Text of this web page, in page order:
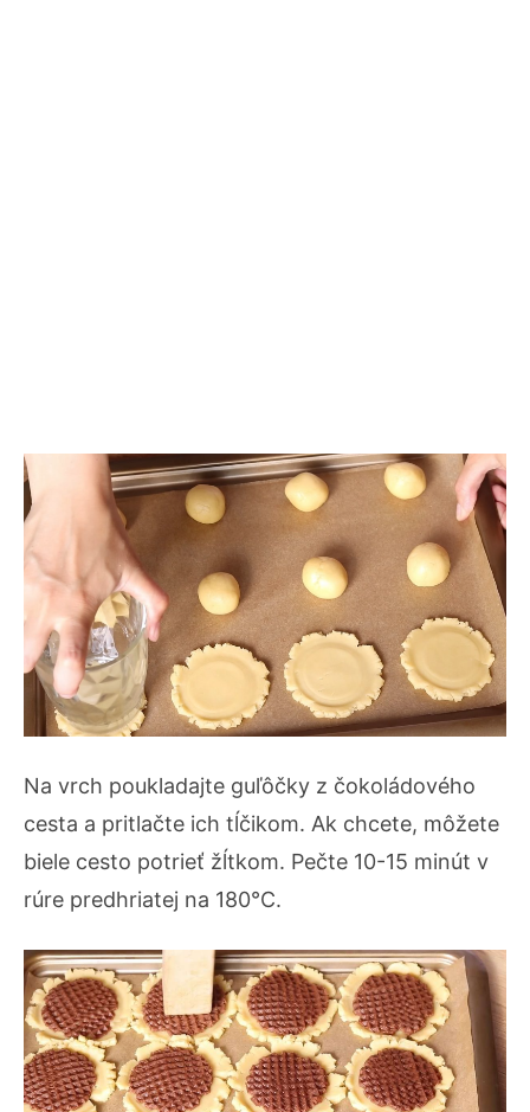
Na vrch poukladajte guľôčky z čokoládového
cesta a pritlačte ich tĺčikom. Ak chcete, môžete
biele cesto potrieť žĺtkom. Pečte 10-15 minút v
rúre predhriatej na 180°C.